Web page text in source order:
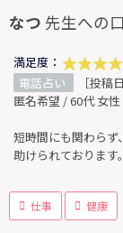
なつ 先生への
満足度：
電話占い
［投稿
匿名希望 / 60代 女性
短時間にも関わらず
助けられております
仕事 健康